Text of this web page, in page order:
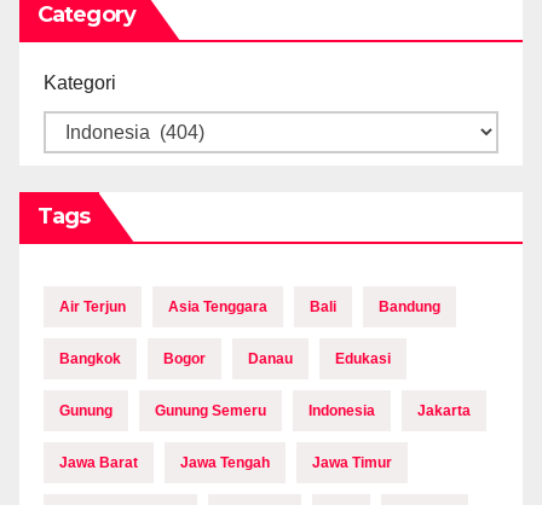
Category
Kategori
Tags
Air Terjun Asia Tenggara Bali Bandung
Bangkok Bogor Danau Edukasi
Gunung Gunung Semeru Indonesia Jakarta
Jawa Barat Jawa Tengah Jawa Timur